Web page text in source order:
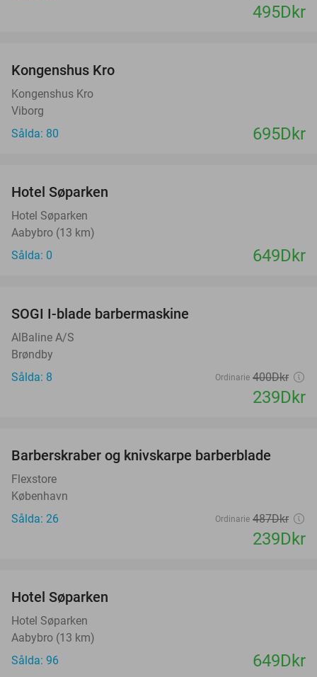
495Dkr
Kongenshus Kro
Kongenshus Kro
Viborg
Sålda: 80
695Dkr
Hotel Søparken
Hotel Søparken
Aabybro (13 km)
Sålda: 0
649Dkr
SOGI I-blade barbermaskine
AlBaline A/S
Brøndby
Sålda: 8
Ordinarie 400Dkr
239Dkr
Barberskraber og knivskarpe barberblade
Flexstore
København
Sålda: 26
Ordinarie 487Dkr
239Dkr
Hotel Søparken
Hotel Søparken
Aabybro (13 km)
Sålda: 96
649Dkr